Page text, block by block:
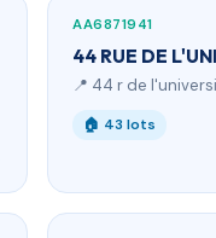
AA6871941
44 RUE DE
📍 44 r de
🏠 43 lots